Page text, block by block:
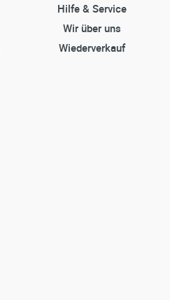
Hilfe & Service
Wir über uns
Wiederverkauf